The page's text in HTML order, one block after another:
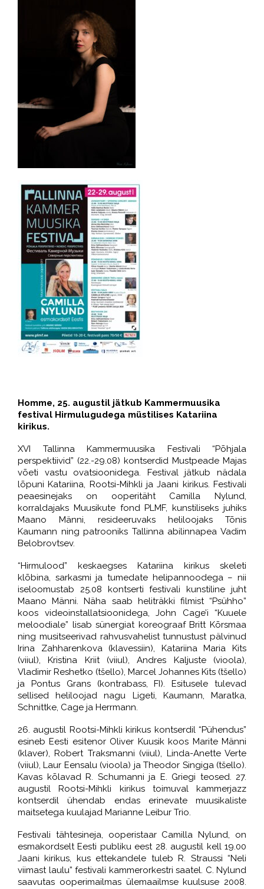
Homme, 25. augustil jätkub Kammermuusika
festival Hirmulugudega müstilises Katariina
kirikus.
XVI Tallinna Kammermuusika Festivali “Põhjala
perspektiivid” (22.-29.08) kontserdid Mustpeade Majas
võeti vastu ovatsioonidega. Festival jätkub nädala
lõpuni Katariina, Rootsi-Mihkli ja Jaani kirikus. Festivali
peaesinejaks on ooperitäht Camilla Nylund,
korraldajaks Muusikute fond PLMF, kunstiliseks juhiks
Maano Männi, resideeruvaks heliloojaks Tõnis
Kaumann ning patrooniks Tallinna abilinnapea Vadim
Belobrovtsev.
“Hirmulood” keskaegses Katariina kirikus skeleti
klõbina, sarkasmi ja tumedate helipannoodega – nii
iseloomustab 25.08 kontserti festivali kunstiline juht
Maano Männi. Näha saab heliträkki filmist “Psühho”
koos videoinstallatsioonidega, John Cage’i “Kuuele
meloodiale” lisab sünergiat koreograaf Britt Kõrsmaa
ning musitseerivad rahvusvahelist tunnustust pälvinud
Irina Zahharenkova (klavessiin), Katariina Maria Kits
(viiul), Kristina Kriit (viiul), Andres Kaljuste (vioola),
Vladimir Reshetko (tšello), Marcel Johannes Kits (tšello)
ja Pontus Grans (kontrabass, FI). Esitusele tulevad
sellised heliloojad nagu Ligeti, Kaumann, Maratka,
Schnittke, Cage ja Herrmann.
26. augustil Rootsi-Mihkli kirikus kontserdil “Pühendus”
esineb Eesti esitenor Oliver Kuusik koos Marite Männi
(klaver), Robert Traksmanni (viiul), Linda-Anette Verte
(viiul), Laur Eensalu (vioola) ja Theodor Singiga (tšello).
Kavas kõlavad R. Schumanni ja E. Griegi teosed. 27.
augustil Rootsi-Mihkli kirikus toimuval kammerjazz
kontserdil ühendab endas erinevate muusikaliste
maitsetega kuulajad Marianne Leibur Trio.
Festivali tähtesineja, ooperistaar Camilla Nylund, on
esmakordselt Eesti publiku eest 28. augustil kell 19.00
Jaani kirikus, kus ettekandele tuleb R. Straussi “Neli
viimast laulu” festivali kammerorkestri saatel. C. Nylund
saavutas ooperimailmas ülemaailmse kuulsuse 2008.